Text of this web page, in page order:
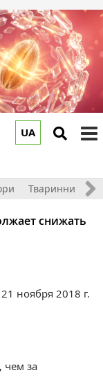
UA
Тваринництво
снижать
ноября 2018 г.
чем за